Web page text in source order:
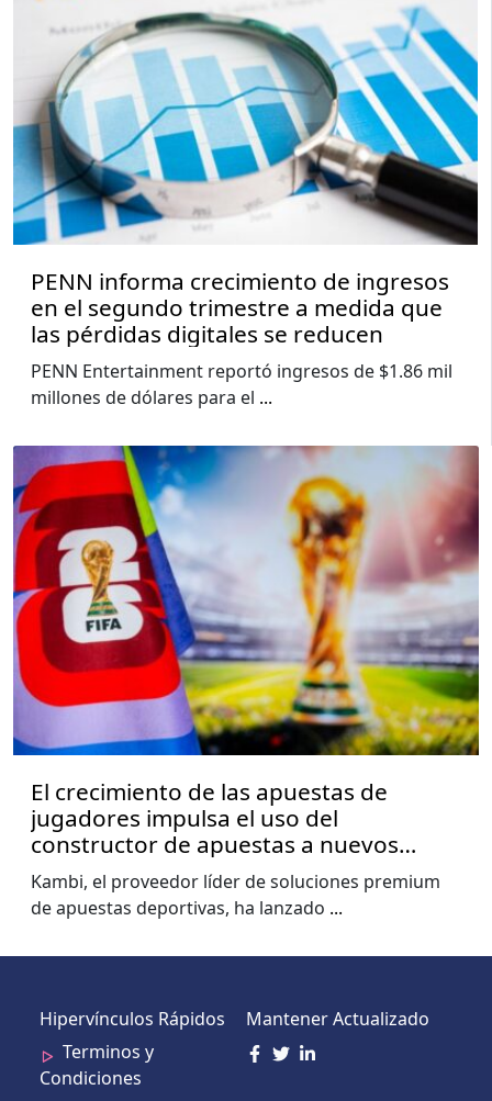
PENN informa crecimiento de ingresos
en el segundo trimestre a medida que
las pérdidas digitales se reducen
PENN Entertainment reportó ingresos de $1.86 mil
millones de dólares para el ...
El crecimiento de las apuestas de
jugadores impulsa el uso del
constructor de apuestas a nuevos
niveles, muestra el informe de la Copa
del Mundo de Kambi
Kambi, el proveedor líder de soluciones premium
de apuestas deportivas, ha lanzado ...
Hipervínculos Rápidos
Terminos y
Condiciones
Mantener Actualizado